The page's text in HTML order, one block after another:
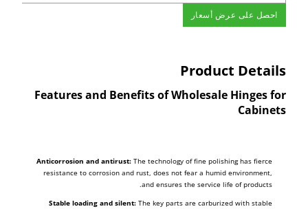
احصل على عرض أسعار
Product Details
Features and Benefits of Wholesale Hinges for
Cabinets
Anticorrosion and antirust: The technology of fine polishing has fierce
resistance to corrosion and rust, does not fear a humid environment,
and ensures the service life of products.
Stable loading and silent: The key parts are carburized with stable